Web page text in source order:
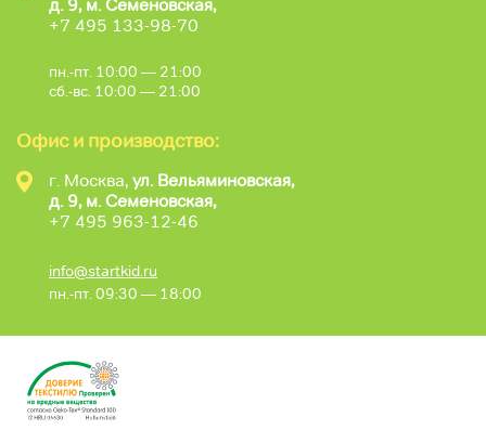
д. 9, м. Семеновская,
+7 495 133-98-70
пн.-пт. 10:00 — 21:00
сб.-вс. 10:00 — 21:00
Офис и производство:
г. Москва, ул. Вельяминовская,
д. 9, м. Семеновская,
+7 495 963-12-46
info@startkid.ru
пн.-пт. 09:30 — 18:00